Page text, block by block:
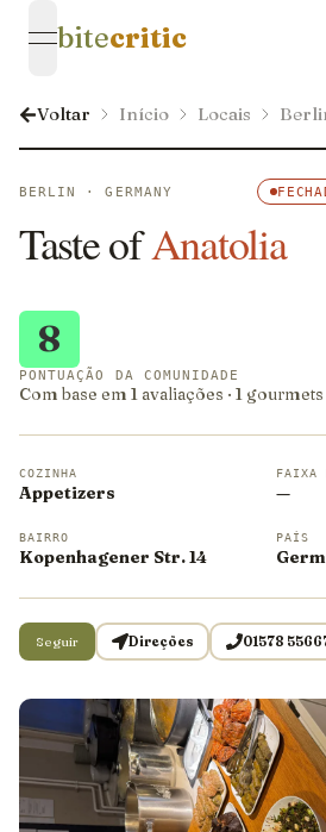
open navigation menu
bitecritic
Voltar Início Locais
BERLIN · GERMANY
Taste ofAnatolia
8
PONTUAÇÃO DA COMUNIDADE
Com base em 1 avaliações · 1 gourmets
COZINHA
Appetizers
FAIXA
—
BAIRRO
Kopenhagener Str. 14
PAÍS
Seguir Direções 01578